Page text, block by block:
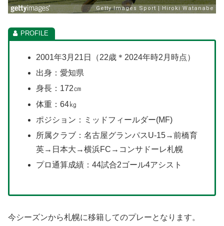
2001年3月21日（22歳＊2024年時2月時点）
出身：愛知県
身長：172㎝
体重：64㎏
ポジション：ミッドフィールダー(MF)
所属クラブ：名古屋グランパスU-15→前橋育
英→日本大→横浜FC→コンサドーレ札幌
プロ通算成績：44試合2ゴール4アシスト
今シーズンから札幌に移籍してのプレーとなります。